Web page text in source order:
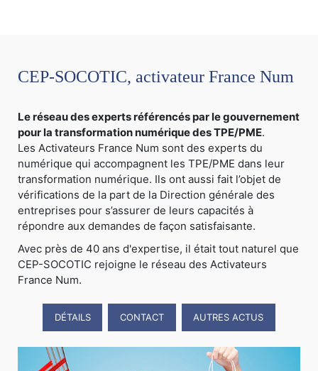
CEP-SOCOTIC, activateur France Num
Le réseau des experts référencés par le gouvernement
pour la transformation numérique des TPE/PME.
Les Activateurs France Num sont des experts du
numérique qui accompagnent les TPE/PME dans leur
transformation numérique. Ils ont aussi fait l’objet de
vérifications de la part de la Direction générale des
entreprises pour s’assurer de leurs capacités à
répondre aux demandes de façon satisfaisante.
Avec près de 40 ans d'expertise, il était tout naturel que
CEP-SOCOTIC rejoigne le réseau des Activateurs
France Num.
DÉTAILS CONTACT AUTRES ACTUS